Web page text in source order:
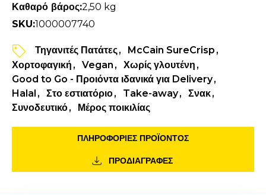
Καθαρό βάρος:2,50 kg
SKU:1000007740
Τηγανιτές Πατάτες
McCain SureCrisp
Χορτοφαγική
Vegan
Χωρίς γλουτένη
Good to Go - Προιόντα ιδανικά για Delivery
Halal
Στο εστιατόριο Take-away
Σνακ
Συνοδευτικό
Μέρος ποικιλίας
ΠΛΗΡΟΦΟΡΙΕΣ ΠΡΟΪΌΝΤΟΣ
ΠΡΟΔΙΑΓΡΑΦΕΣ